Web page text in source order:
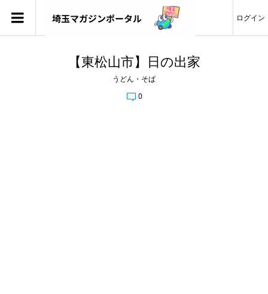
ログイン
【東松山市】日の出家
うどん・そば
0